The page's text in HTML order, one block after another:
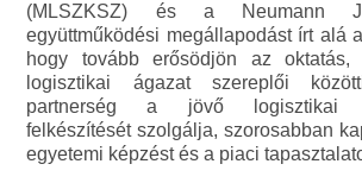
(MLSZKSZ) és a Neumann
együttműködési megállapodást írt alá
hogy tovább erősödjön az
logisztikai ágazat szereplői
partnerség a jövő logisztikai
felkészítését szolgálja, szorosabban
egyetemi képzést és a piaci